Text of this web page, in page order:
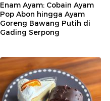
Enam Ayam: Cobain Ayam
Pop Abon hingga Ayam
Goreng Bawang Putih di
Gading Serpong